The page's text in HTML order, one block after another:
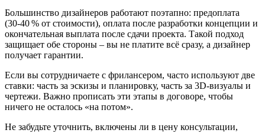
Большинство дизайнеров работают поэтапно: предоплата
(30‑40 % от стоимости), оплата после разработки концепции и
окончательная выплата после сдачи проекта. Такой подход
защищает обе стороны – вы не платите всё сразу, а дизайнер
получает гарантии.
Если вы сотрудничаете с фрилансером, часто используют две
ставки: часть за эскизы и планировку, часть за 3D‑визуалы и
чертежи. Важно прописать эти этапы в договоре, чтобы
ничего не осталось «на потом».
Не забудьте уточнить, включены ли в цену консультации,